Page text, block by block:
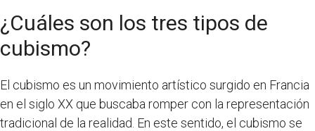
¿Cuáles son los tres tipos de
cubismo?
El cubismo es un movimiento artístico surgido en Francia
en el siglo XX que buscaba romper con la representación
tradicional de la realidad. En este sentido, el cubismo se